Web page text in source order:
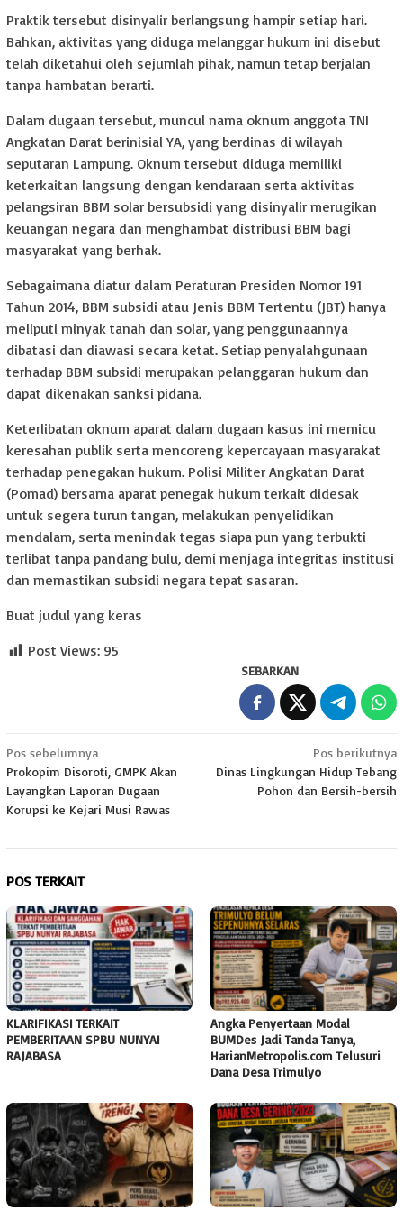
Praktik tersebut disinyalir berlangsung hampir setiap hari.
Bahkan, aktivitas yang diduga melanggar hukum ini disebut
telah diketahui oleh sejumlah pihak, namun tetap berjalan
tanpa hambatan berarti.
Dalam dugaan tersebut, muncul nama oknum anggota TNI
Angkatan Darat berinisial YA, yang berdinas di wilayah
seputaran Lampung. Oknum tersebut diduga memiliki
keterkaitan langsung dengan kendaraan serta aktivitas
pelangsiran BBM solar bersubsidi yang disinyalir merugikan
keuangan negara dan menghambat distribusi BBM bagi
masyarakat yang berhak.
Sebagaimana diatur dalam Peraturan Presiden Nomor 191
Tahun 2014, BBM subsidi atau Jenis BBM Tertentu (JBT) hanya
meliputi minyak tanah dan solar, yang penggunaannya
dibatasi dan diawasi secara ketat. Setiap penyalahgunaan
terhadap BBM subsidi merupakan pelanggaran hukum dan
dapat dikenakan sanksi pidana.
Keterlibatan oknum aparat dalam dugaan kasus ini memicu
keresahan publik serta mencoreng kepercayaan masyarakat
terhadap penegakan hukum. Polisi Militer Angkatan Darat
(Pomad) bersama aparat penegak hukum terkait didesak
untuk segera turun tangan, melakukan penyelidikan
mendalam, serta menindak tegas siapa pun yang terbukti
terlibat tanpa pandang bulu, demi menjaga integritas institusi
dan memastikan subsidi negara tepat sasaran.
Buat judul yang keras
Post Views: 95
SEBARKAN
Navigasi
pos
Pos sebelumnya
Prokopim Disoroti, GMPK Akan
Layangkan Laporan Dugaan
Korupsi ke Kejari Musi Rawas
Pos berikutnya
Dinas Lingkungan Hidup Tebang
Pohon dan Bersih-bersih
POS TERKAIT
KLARIFIKASI TERKAIT
PEMBERITAAN SPBU NUNYAI
RAJABASA
Angka Penyertaan Modal
BUMDes Jadi Tanda Tanya,
HarianMetropolis.com Telusuri
Dana Desa Trimulyo